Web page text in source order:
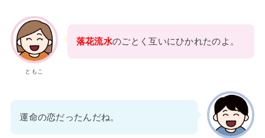
ともこ
落花流水のごとく互いにひかれたのよ。
運命の恋だったんだね。